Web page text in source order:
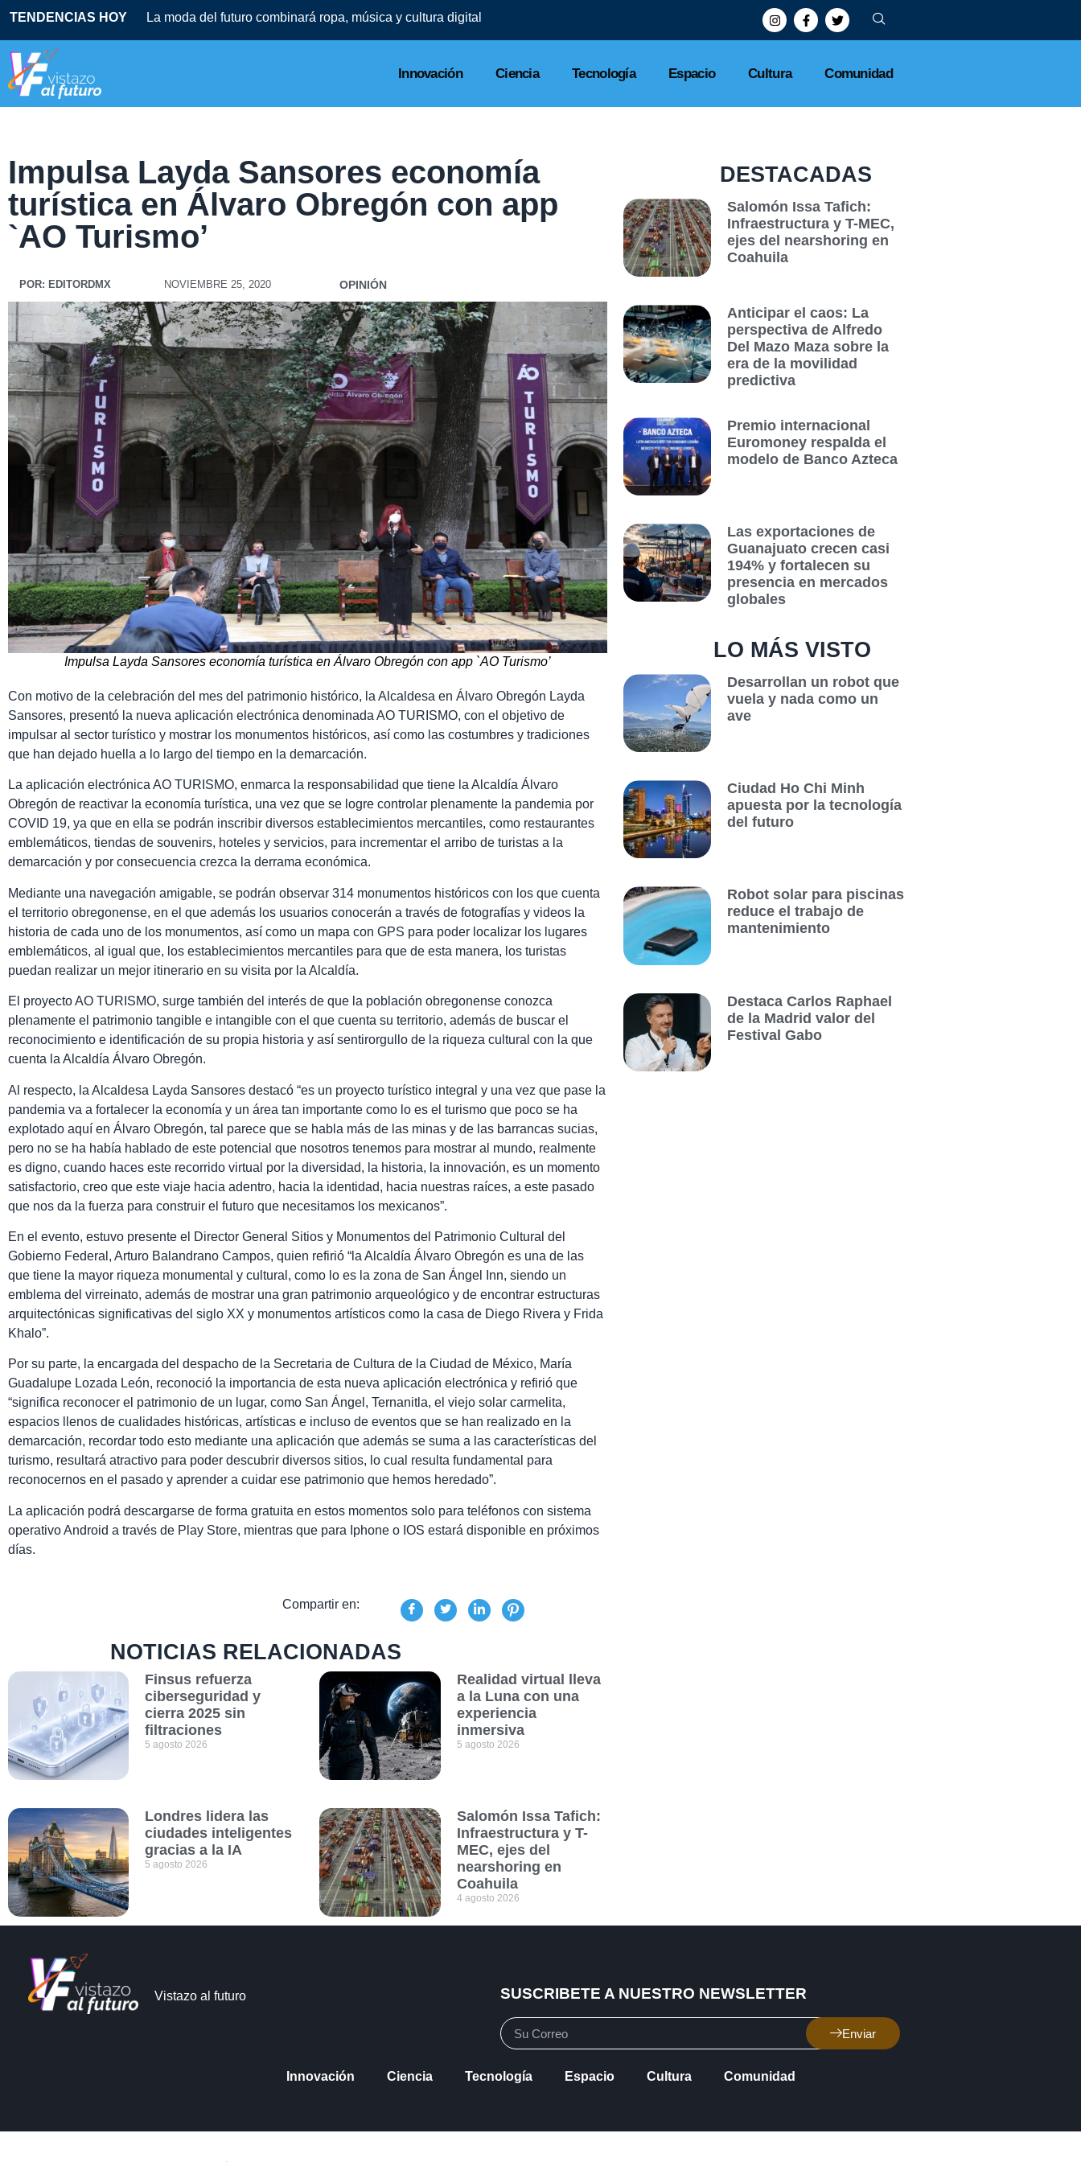
TENDENCIAS HOY La moda del futuro combinará ropa, música y cultura digital
Innovación Ciencia Tecnología Espacio Cultura Comunidad
Impulsa Layda Sansores economía
turística en Álvaro Obregón con app
`AO Turismo’
POR: EDITORDMX NOVIEMBRE 25, 2020 OPINIÓN
Impulsa Layda Sansores economía turística en Álvaro Obregón con app `AO Turismo’
Con motivo de la celebración del mes del patrimonio histórico, la Alcaldesa en Álvaro Obregón Layda
Sansores, presentó la nueva aplicación electrónica denominada AO TURISMO, con el objetivo de
impulsar al sector turístico y mostrar los monumentos históricos, así como las costumbres y tradiciones
que han dejado huella a lo largo del tiempo en la demarcación.
La aplicación electrónica AO TURISMO, enmarca la responsabilidad que tiene la Alcaldía Álvaro
Obregón de reactivar la economía turística, una vez que se logre controlar plenamente la pandemia por
COVID 19, ya que en ella se podrán inscribir diversos establecimientos mercantiles, como restaurantes
emblemáticos, tiendas de souvenirs, hoteles y servicios, para incrementar el arribo de turistas a la
demarcación y por consecuencia crezca la derrama económica.
Mediante una navegación amigable, se podrán observar 314 monumentos históricos con los que cuenta
el territorio obregonense, en el que además los usuarios conocerán a través de fotografías y videos la
historia de cada uno de los monumentos, así como un mapa con GPS para poder localizar los lugares
emblemáticos, al igual que, los establecimientos mercantiles para que de esta manera, los turistas
puedan realizar un mejor itinerario en su visita por la Alcaldía.
El proyecto AO TURISMO, surge también del interés de que la población obregonense conozca
plenamente el patrimonio tangible e intangible con el que cuenta su territorio, además de buscar el
reconocimiento e identificación de su propia historia y así sentirorgullo de la riqueza cultural con la que
cuenta la Alcaldía Álvaro Obregón.
Al respecto, la Alcaldesa Layda Sansores destacó “es un proyecto turístico integral y una vez que pase la
pandemia va a fortalecer la economía y un área tan importante como lo es el turismo que poco se ha
explotado aquí en Álvaro Obregón, tal parece que se habla más de las minas y de las barrancas sucias,
pero no se ha había hablado de este potencial que nosotros tenemos para mostrar al mundo, realmente
es digno, cuando haces este recorrido virtual por la diversidad, la historia, la innovación, es un momento
satisfactorio, creo que este viaje hacia adentro, hacia la identidad, hacia nuestras raíces, a este pasado
que nos da la fuerza para construir el futuro que necesitamos los mexicanos”.
En el evento, estuvo presente el Director General Sitios y Monumentos del Patrimonio Cultural del
Gobierno Federal, Arturo Balandrano Campos, quien refirió “la Alcaldía Álvaro Obregón es una de las
que tiene la mayor riqueza monumental y cultural, como lo es la zona de San Ángel Inn, siendo un
emblema del virreinato, además de mostrar una gran patrimonio arqueológico y de encontrar estructuras
arquitectónicas significativas del siglo XX y monumentos artísticos como la casa de Diego Rivera y Frida
Khalo”.
Por su parte, la encargada del despacho de la Secretaria de Cultura de la Ciudad de México, María
Guadalupe Lozada León, reconoció la importancia de esta nueva aplicación electrónica y refirió que
“significa reconocer el patrimonio de un lugar, como San Ángel, Ternanitla, el viejo solar carmelita,
espacios llenos de cualidades históricas, artísticas e incluso de eventos que se han realizado en la
demarcación, recordar todo esto mediante una aplicación que además se suma a las características del
turismo, resultará atractivo para poder descubrir diversos sitios, lo cual resulta fundamental para
reconocernos en el pasado y aprender a cuidar ese patrimonio que hemos heredado”.
La aplicación podrá descargarse de forma gratuita en estos momentos solo para teléfonos con sistema
operativo Android a través de Play Store, mientras que para Iphone o IOS estará disponible en próximos
días.
Compartir en:
NOTICIAS RELACIONADAS
Finsus refuerza
ciberseguridad y
cierra 2025 sin
filtraciones
5 agosto 2026
Realidad virtual lleva
a la Luna con una
experiencia
inmersiva
5 agosto 2026
Londres lidera las
ciudades inteligentes
gracias a la IA
5 agosto 2026
Salomón Issa Tafich:
Infraestructura y T-
MEC, ejes del
nearshoring en
Coahuila
4 agosto 2026
DESTACADAS
Salomón Issa Tafich:
Infraestructura y T-MEC,
ejes del nearshoring en
Coahuila
Anticipar el caos: La
perspectiva de Alfredo
Del Mazo Maza sobre la
era de la movilidad
predictiva
Premio internacional
Euromoney respalda el
modelo de Banco Azteca
Las exportaciones de
Guanajuato crecen casi
194% y fortalecen su
presencia en mercados
globales
LO MÁS VISTO
Desarrollan un robot que
vuela y nada como un
ave
Ciudad Ho Chi Minh
apuesta por la tecnología
del futuro
Robot solar para piscinas
reduce el trabajo de
mantenimiento
Destaca Carlos Raphael
de la Madrid valor del
Festival Gabo
Vistazo al futuro SUSCRIBETE A NUESTRO NEWSLETTER
Enviar
Innovación Ciencia Tecnología Espacio Cultura Comunidad